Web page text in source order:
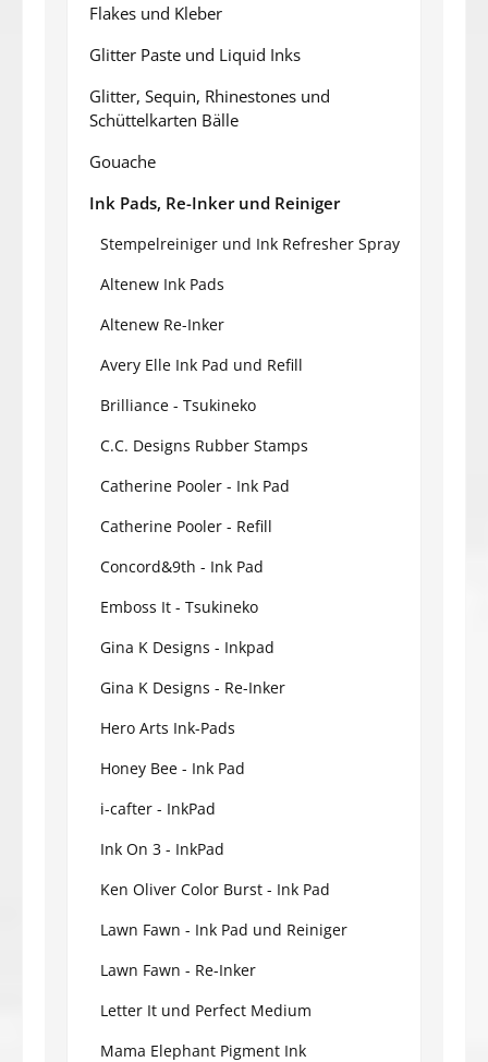
Flakes und Kleber
Glitter Paste und Liquid Inks
Glitter, Sequin, Rhinestones und
Schüttelkarten Bälle
Gouache
Ink Pads, Re-Inker und Reiniger
Stempelreiniger und Ink Refresher Spray
Altenew Ink Pads
Altenew Re-Inker
Avery Elle Ink Pad und Refill
Brilliance - Tsukineko
C.C. Designs Rubber Stamps
Catherine Pooler - Ink Pad
Catherine Pooler - Refill
Concord&9th - Ink Pad
Emboss It - Tsukineko
Gina K Designs - Inkpad
Gina K Designs - Re-Inker
Hero Arts Ink-Pads
Honey Bee - Ink Pad
i-cafter - InkPad
Ink On 3 - InkPad
Ken Oliver Color Burst - Ink Pad
Lawn Fawn - Ink Pad und Reiniger
Lawn Fawn - Re-Inker
Letter It und Perfect Medium
Mama Elephant Pigment Ink